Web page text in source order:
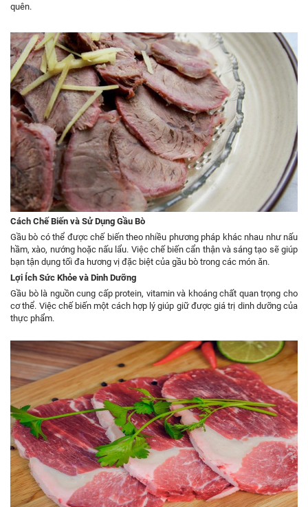
quên.
Cách Chế Biến và Sử Dụng Gầu Bò
Gầu bò có thể được chế biến theo nhiều phương pháp khác nhau như nấu
hầm, xào, nướng hoặc nấu lẩu. Việc chế biến cẩn thận và sáng tạo sẽ giúp
bạn tận dụng tối đa hương vị đặc biệt của gầu bò trong các món ăn.
Lợi Ích Sức Khỏe và Dinh Dưỡng
Gầu bò là nguồn cung cấp protein, vitamin và khoáng chất quan trọng cho
cơ thể. Việc chế biến một cách hợp lý giúp giữ được giá trị dinh dưỡng của
thực phẩm.